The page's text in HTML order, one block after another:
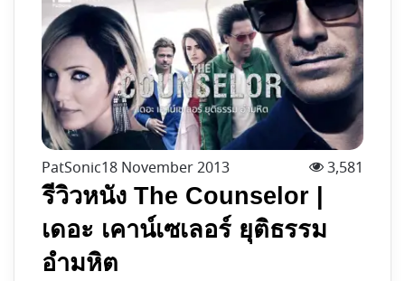
PatSonic18 November 2013 3,581
รีวิวหนัง The Counselor |
เดอะ เคาน์เซเลอร์ ยุติธรรม
อำมหิต